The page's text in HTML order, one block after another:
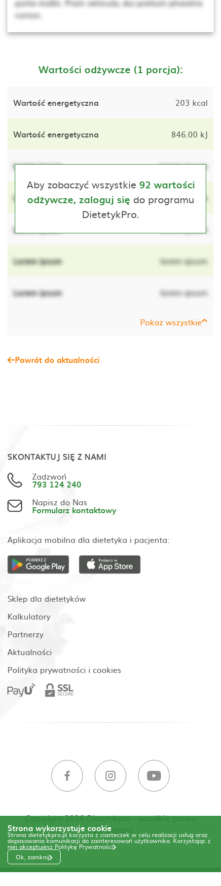
porta mollis. Proin vehicula, dui pretium pharetra
cursus.
Wartości odżywcze (1 porcja):
Wartość energetyczna 203 kcal
Wartość energetyczna 846.00 kJ
Lorem ipsum lorem ipsum
Lorem ipsum lorem ipsum
Lorem ipsum lorem ipsum
Lorem ipsum lorem ipsum
Lorem ipsum lorem ipsum
Pokaż wszystkie
Aby zobaczyć wszystkie 92 wartości
odżywcze, zaloguj się do programu
DietetykPro.
Powrót do aktualności
SKONTAKTUJ SIĘ Z NAMI
Zadzwoń
793 124 240
Napisz do Nas
Formularz kontaktowy
Aplikacja mobilna dla dietetyka i pacjenta:
Sklep dla dietetyków
Kalkulatory
Partnerzy
Aktualności
Polityka prywatności i cookies
Copyright 2026 Dietetykpro - wszelkie prawa
zastrzeżone
Strona wykorzystuje cookie
Strona dietetykpro.pl korzysta z ciasteczek w celu realizacji usług oraz
dopasowania komunikacji do zainteresowań użytkownika. Korzystając z
niej akceptujesz Politykę Prywatności
Ok, zamknij